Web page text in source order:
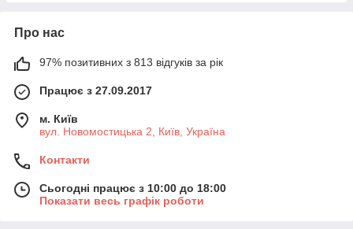
Про нас
97% позитивних з 813 відгуків за рік
Працює з 27.09.2017
м. Київ
вул. Новомостицька 2, Київ, Україна
Контакти
Сьогодні працює з 10:00 до 18:00
Показати весь графік роботи